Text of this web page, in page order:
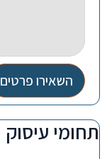
השאירו פרטים
תחומי עיסוק